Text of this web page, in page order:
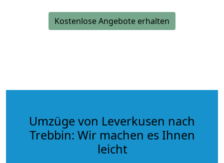
Kostenlose Angebote erhalten
Umzüge von Leverkusen nach
Trebbin: Wir machen es Ihnen
leicht